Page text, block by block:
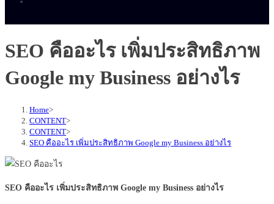
SEO คืออะไร เพิ่มประสิทธิภาพ
Google my Business อย่างไร
Home>
CONTENT>
CONTENT>
SEO คืออะไร เพิ่มประสิทธิภาพ Google my Business อย่างไร
SEO คืออะไร เพิ่มประสิทธิภาพ Google my Business อย่างไร